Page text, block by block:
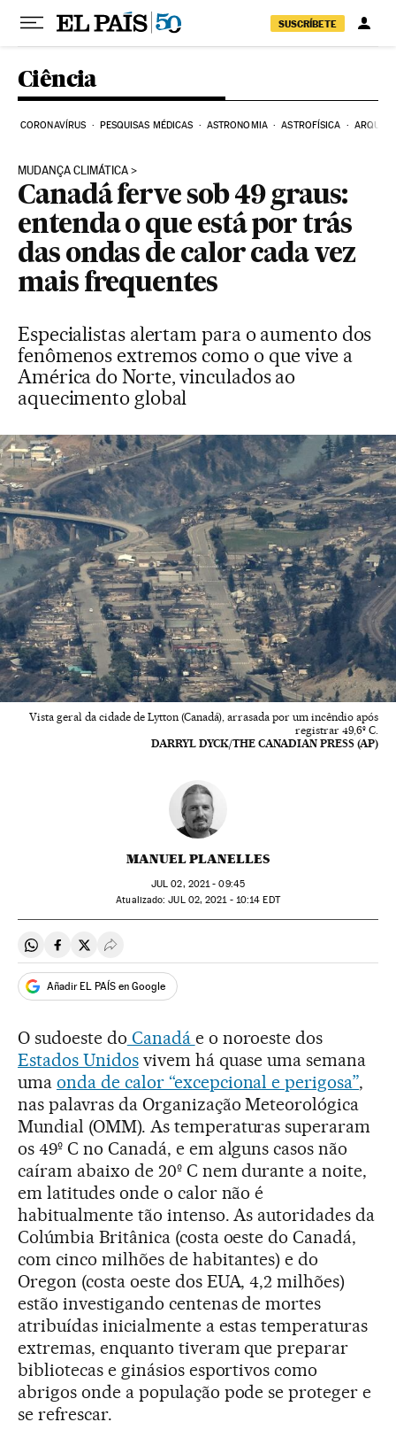
Pular para o conteúdo
SUSCRÍBETE
Ciência
CORONAVÍRUS PESQUISAS MÉDICAS ASTRONOMIA ASTROFÍSICA
MUDANÇA CLIMÁTICA
Canadá ferve sob 49 graus:
entenda o que está por trás
das ondas de calor cada vez
mais frequentes
Especialistas alertam para o aumento dos
fenômenos extremos como o que vive a
América do Norte, vinculados ao
aquecimento global
Vista geral da cidade de Lytton (Canadá), arrasada por um incêndio após
registrar 49,6º C.
DARRYL DYCK/THE CANADIAN PRESS (AP)
MANUEL PLANELLES
JUL 02, 2021 - 09:45
atualizado: JUL02, 2021 - 10:14 EDT
Compartir en Whatsapp
Compartir en Facebook
Compartir en Twitter
Desplegar Redes Sociales
Añadir EL PAÍS en Google
O sudoeste do Canadá e o noroeste dos
Estados Unidosvivem há quase uma semana
uma onda de calor “excepcional e perigosa”,
nas palavras da Organização Meteorológica
Mundial (OMM). As temperaturas superaram
os 49º C no Canadá, e em alguns casos não
caíram abaixo de 20º C nem durante a noite,
em latitudes onde o calor não é
habitualmente tão intenso. As autoridades da
Colúmbia Britânica (costa oeste do Canadá,
com cinco milhões de habitantes) e do
Oregon (costa oeste dos EUA, 4,2 milhões)
estão investigando centenas de mortes
atribuídas inicialmente a estas temperaturas
extremas, enquanto tiveram que preparar
bibliotecas e ginásios esportivos como
abrigos onde a população pode se proteger e
se refrescar.